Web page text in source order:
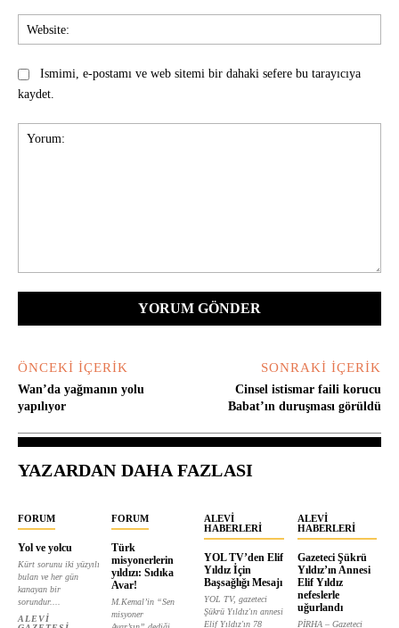
Ismimi, e-postamı ve web sitemi bir dahaki sefere bu tarayıcıya
kaydet.
ÖNCEKI İÇERIK
Wan’da yağmanın yolu
yapılıyor
SONRAKI İÇERIK
Cinsel istismar faili korucu
Babat’ın duruşması görüldü
YAZARDAN DAHA FAZLASI
FORUM
Yol ve yolcu
Kürt sorunu iki yüzyılı
bulan ve her gün
kanayan bir
sorundur....
ALEVI
FORUM
Türk
misyonerlerin
yıldızı: Sıdıka
Avar!
M.Kemal’in “Sen
misyoner
ALEVI
HABERLERI
YOL TV’den Elif
Yıldız İçin
Başsağlığı Mesajı
YOL TV, gazeteci
Şükrü Yıldız'ın annesi
Elif Yıldız'ın 78
ALEVI
HABERLERI
Gazeteci Şükrü
Yıldız’ın Annesi
Elif Yıldız
nefeslerle
uğurlandı
PİRHA – Gazeteci